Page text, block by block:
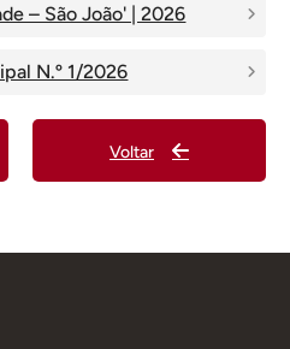
– São João' | 2026
N.º 1/2026
Voltar